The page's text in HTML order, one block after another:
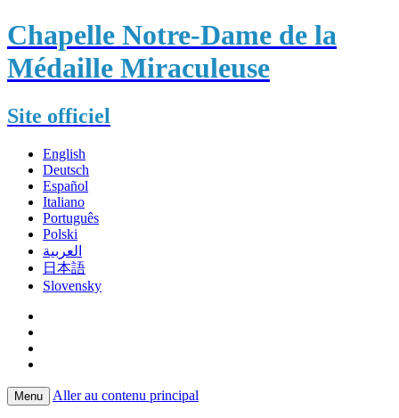
Chapelle Notre-Dame de la
Médaille Miraculeuse
Site officiel
English
Deutsch
Español
Italiano
Português
Polski
العربية
日本語
Slovensky
Menu Aller au contenu principal